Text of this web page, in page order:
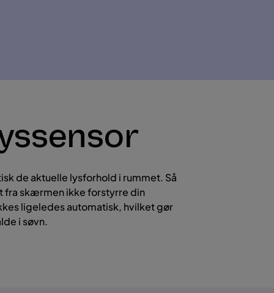
de aktuelle lysforhold i rummet. Så
fra skærmen ikke forstyrre din
ligeledes automatisk, hvilket gør
i søvn.